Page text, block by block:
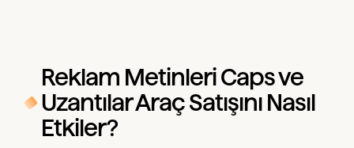
Reklam Metinleri Caps ve
Uzantılar Araç Satışını Nasıl
Etkiler?